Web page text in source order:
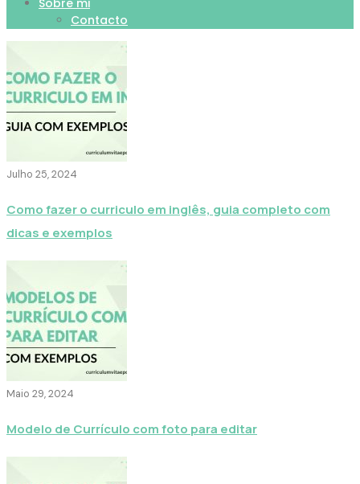
Sobre mi
Contacto
Julho 25, 2024
Como fazer o curriculo em inglês, guia completo com
dicas e exemplos
Maio 29, 2024
Modelo de Currículo com foto para editar